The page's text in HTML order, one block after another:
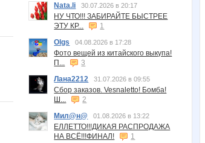
Nata.li 30.07.2026 в 20:17
НУ ЧТО!!! ЗАБИРАЙТЕ БЫСТРЕЕ
ЭТУ КР...
1
Olgs
04.08.2026 в 17:28
Фото вещей из китайского выкупа!
П...
3
Лана2212
31.07.2026 в 09:55
Сбор заказов. Vesnaletto! Бомба!
Ш...
2
Мил@н@
01.08.2026 в 13:22
ЕЛЛЕТТО!!!ДИКАЯ РАСПРОДАЖА
НА ВСЁ!!!ФИНАЛ!
1